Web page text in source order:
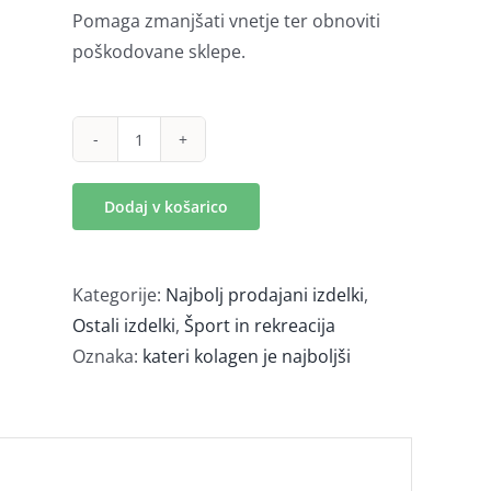
Pomaga zmanjšati vnetje ter obnoviti
poškodovane sklepe.
RiseUp
(500
g)
Dodaj v košarico
Kategorije: Najbolj prodajani izdelki,
Ostali izdelki, Šport in rekreacija
Oznaka: kateri kolagen je najboljši